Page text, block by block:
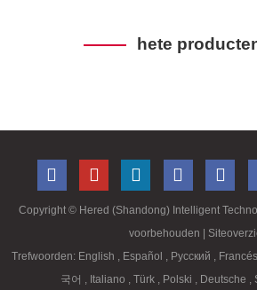
hete
Copyright © Hered (Shandong) Intelligent
voorbehouden
|
Trefwoorden: English , Español , Русский , Francés
국어 , Italiano , Türk , Polski , Deutsche ,